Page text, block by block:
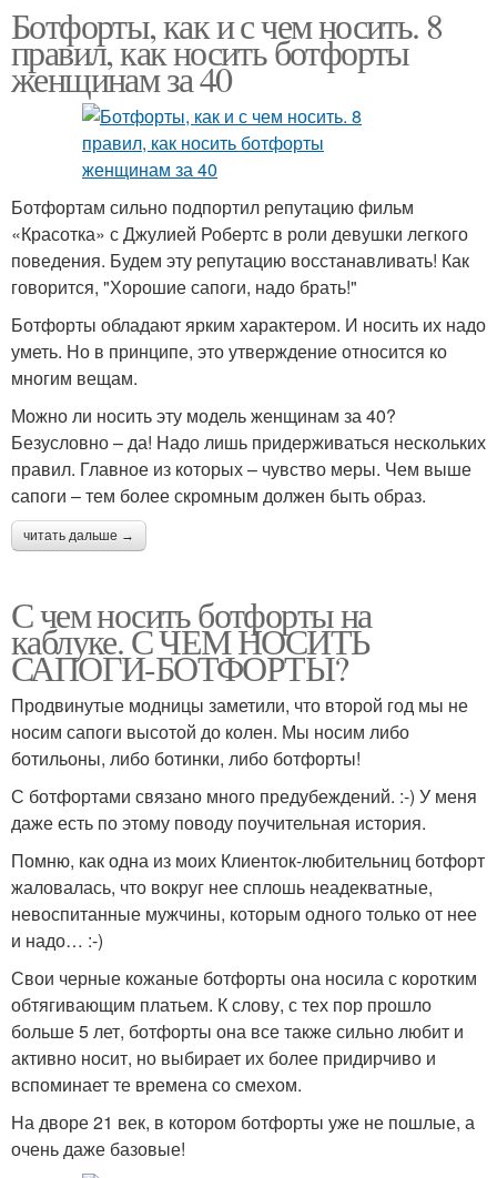
Ботфорты, как и с чем носить. 8
правил, как носить ботфорты
женщинам за 40
Ботфортам сильно подпортил репутацию фильм
«Красотка» с Джулией Робертс в роли девушки легкого
поведения. Будем эту репутацию восстанавливать! Как
говорится, "Хорошие сапоги, надо брать!"
Ботфорты обладают ярким характером. И носить их надо
уметь. Но в принципе, это утверждение относится ко
многим вещам.
Можно ли носить эту модель женщинам за 40?
Безусловно – да! Надо лишь придерживаться нескольких
правил. Главное из которых – чувство меры. Чем выше
сапоги – тем более скромным должен быть образ.
читать дальше →
С чем носить ботфорты на
каблуке. С ЧЕМ НОСИТЬ
САПОГИ-БОТФОРТЫ?
Продвинутые модницы заметили, что второй год мы не
носим сапоги высотой до колен. Мы носим либо
ботильоны, либо ботинки, либо ботфорты!
С ботфортами связано много предубеждений. :-) У меня
даже есть по этому поводу поучительная история.
Помню, как одна из моих Клиенток-любительниц ботфорт
жаловалась, что вокруг нее сплошь неадекватные,
невоспитанные мужчины, которым одного только от нее
и надо… :-)
Свои черные кожаные ботфорты она носила с коротким
обтягивающим платьем. К слову, с тех пор прошло
больше 5 лет, ботфорты она все также сильно любит и
активно носит, но выбирает их более придирчиво и
вспоминает те времена со смехом.
На дворе 21 век, в котором ботфорты уже не пошлые, а
очень даже базовые!